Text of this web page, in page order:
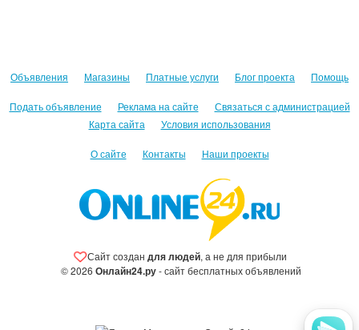
Объявления Магазины Платные услуги Блог проекта Помощь
Подать объявление Реклама на сайте
Связаться с администрацией
Карта сайта
Условия использования
О сайте Контакты Наши проекты
Сайт создан для людей, а не для прибыли
© 2026 Онлайн24.ру- сайт бесплатных объявлений